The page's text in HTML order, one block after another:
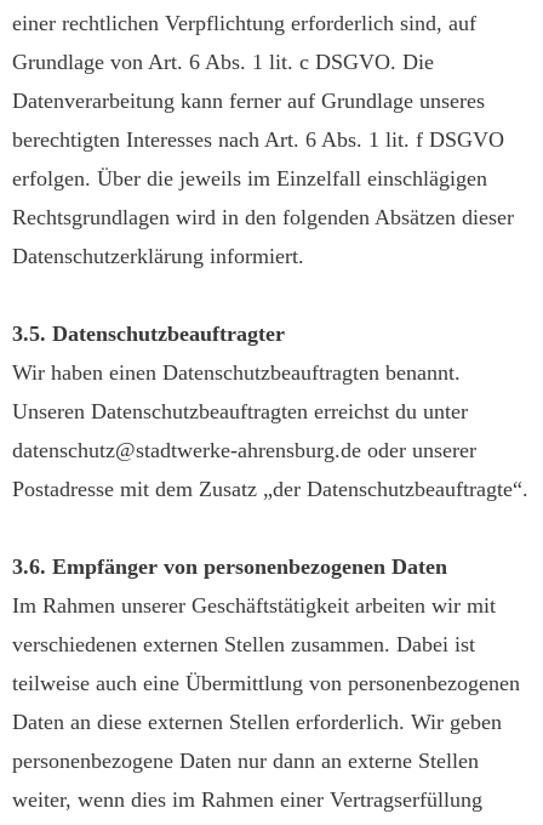
einer rechtlichen Verpflichtung erforderlich sind, auf
Grundlage von Art. 6 Abs. 1 lit. c DSGVO. Die
Datenverarbeitung kann ferner auf Grundlage unseres
berechtigten Interesses nach Art. 6 Abs. 1 lit. f DSGVO
erfolgen. Über die jeweils im Einzelfall einschlägigen
Rechtsgrundlagen wird in den folgenden Absätzen dieser
Datenschutzerklärung informiert.
3.5. Datenschutzbeauftragter
Wir haben einen Datenschutzbeauftragten benannt.
Unseren Datenschutzbeauftragten erreichst du unter
datenschutz@stadtwerke-ahrensburg.de oder unserer
Postadresse mit dem Zusatz „der Datenschutzbeauftragte“.
3.6. Empfänger von personenbezogenen Daten
Im Rahmen unserer Geschäftstätigkeit arbeiten wir mit
verschiedenen externen Stellen zusammen. Dabei ist
teilweise auch eine Übermittlung von personenbezogenen
Daten an diese externen Stellen erforderlich. Wir geben
personenbezogene Daten nur dann an externe Stellen
weiter, wenn dies im Rahmen einer Vertragserfüllung